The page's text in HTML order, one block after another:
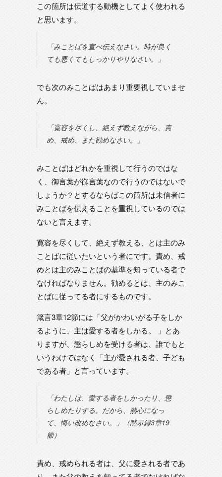
この箇所は伝道する動機としてよく使われる
と思います。
「みことばを宣べ伝えなさい。時が良く
ても悪くてもしっかりやりなさい。」
でも次のみことばはあまり重要視していませ
ん。
「寛容を尽くし、絶えず教えながら、責
め、戒め、また勧めなさい。」
みことばはどれかを重視して行うのではな
く、御言葉が御言葉なので行うのではないで
しょうか？とするならばこの箇所は未信者に
みことばを伝えることを重視しているのでは
ないと言えます。
寛容を尽くして、絶えず教える、とは主のみ
ことばに従いたいという者にです。責め、戒
めとは主のみことばの基準を知っている者で
なければなりません。勧めるとは、主のみこ
とばに従ってる者にするものです。
箴言3章12節には「父がかわいがる子をしか
るように、主は愛する者をしかる。 」とあ
りますが、懲らしめを受ける者は、誰でもと
いうわけではなく「主が愛される者、子ども
である者」と言っています。
「わたしは、愛する者をしかったり、懲
らしめたりする。だから、熱心になっ
て、悔い改めなさい。」（黙示録3章19
節）
責め、戒められる者は、父に愛される者であ